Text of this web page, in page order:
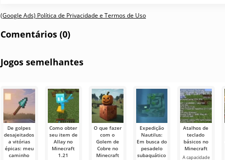
(Google Ads) Política de Privacidade e Termos de Uso
Comentários (0)
Jogos semelhantes
De golpes
desajeitados
a vitórias
épicas: meu
caminho
Como obter
seu item de
Allay no
Minecraft
1.21
O que fazer
com o
Golem de
Cobre no
Minecraft
Expedição
Nautilus:
Em busca do
pesadelo
subaquático
Atalhos de
teclado
básicos no
Minecraft
A capacidade